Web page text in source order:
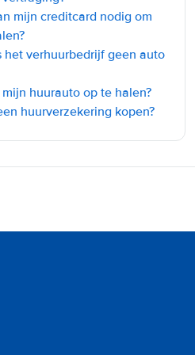
mijn creditcard nodig om
het verhuurbedrijf geen auto
huurauto op te halen?
huurverzekering kopen?